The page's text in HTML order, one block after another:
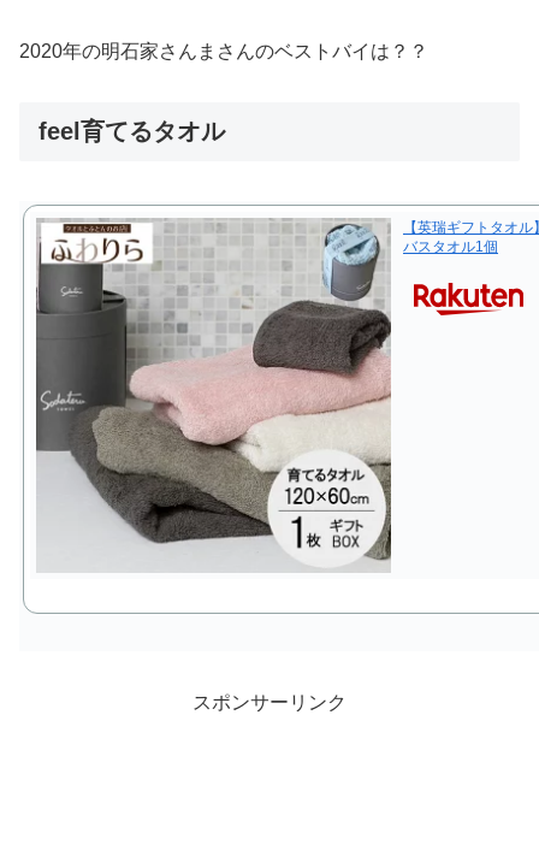
2020年の明石家さんまさんのベストバイは？？
feel育てるタオル
【英瑞ギフトタオ
バスタオル1個
スポンサーリンク